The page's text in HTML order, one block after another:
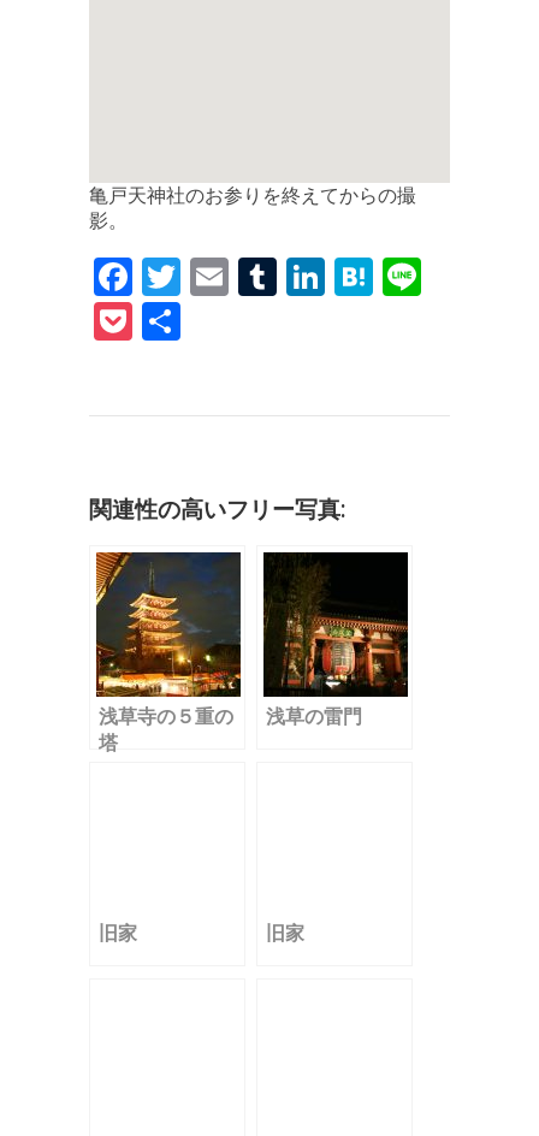
亀戸天神社のお参りを終えてからの撮
影。
F
a
c
b
o
k
T
r
E T
r
Li
dI
H
a
P
関連性の高いフリー写真:
浅草寺の５重の
塔
浅草の雷門
旧家 旧家